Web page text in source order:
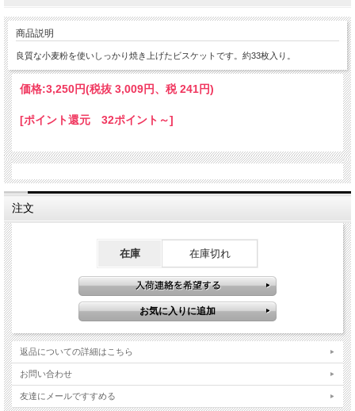
商品説明
良質な小麦粉を使いしっかり焼き上げたビスケットです。約33枚入り。
価格:3,250円(税抜 3,009円、税 241円)
[ポイント還元 32ポイント～]
注文
在庫 在庫切れ
返品についての詳細はこちら
お問い合わせ
友達にメールですすめる